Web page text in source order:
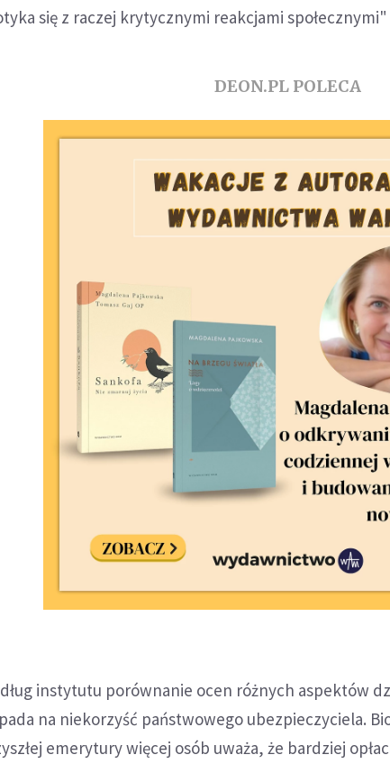
się z raczej krytycznymi reakcjami społecznymi"
DEON.PL POLECA
instytutu porównanie ocen różnych aspektów
na niekorzyść państwowego ubezpieczyciela.
emerytury więcej osób uważa, że bardziej